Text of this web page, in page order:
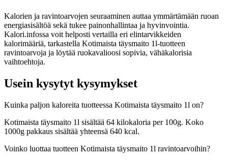
Kalorien ja ravintoarvojen seuraaminen auttaa ymmärtämään ruoan
energiasisältöä sekä tukee painonhallintaa ja hyvinvointia.
Kalori.infossa voit helposti vertailla eri elintarvikkeiden
kalorimääriä, tarkastella Kotimaista täysmaito 1l-tuotteen
ravintoarvoja ja löytää ruokavalioosi sopivia, vähäkalorisia
vaihtoehtoja.
Usein kysytyt kysymykset
Kuinka paljon kaloreita tuotteessa Kotimaista täysmaito 1l on?
Kotimaista täysmaito 1l sisältää 64 kilokaloria per 100g. Koko
1000g pakkaus sisältää yhteensä 640 kcal.
Voinko luottaa tuotteen Kotimaista täysmaito 1l ravintoarvoihin?